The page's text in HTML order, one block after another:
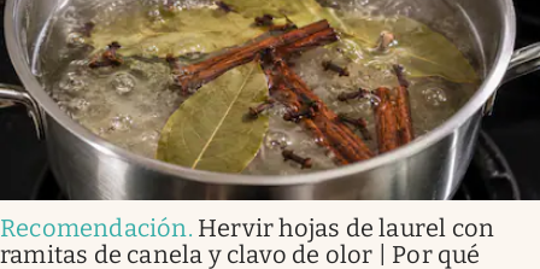
Recomendación. Hervir hojas de laurel con
ramitas de canela y clavo de olor | Por qué